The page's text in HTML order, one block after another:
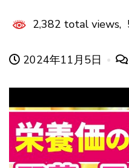
2,382 total views,
2024年11月5日